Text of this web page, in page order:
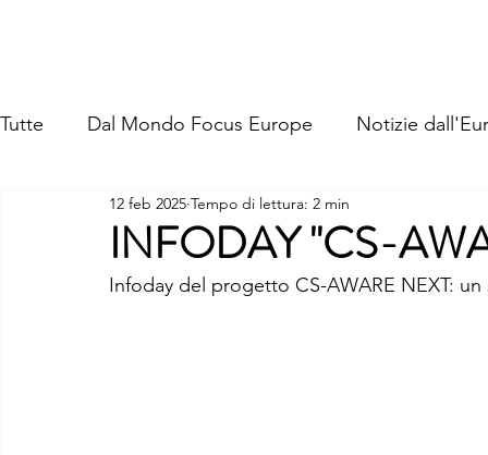
Tutte Dal Mondo Focus Europe Notizie
INFODAY "CS-
12 feb 2025 Tempo di lettura: 2 min
Infoday del progetto CS-AWARE NEXT: